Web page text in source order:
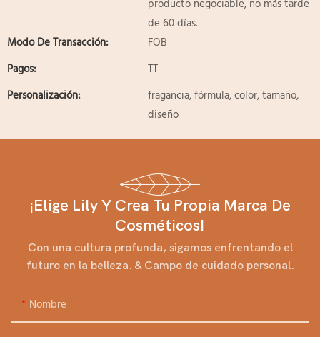
producto negociable, no más tarde
de 60 días.
Modo De Transacción:
FOB
Pagos:
TT
Personalización:
fragancia, fórmula, color, tamaño,
diseño
¡Elige Lily Y Crea Tu Propia Marca De
Cosméticos!
Con una cultura profunda, sigamos enfrentando el
futuro en la belleza. & Campo de cuidado personal.
Nombre